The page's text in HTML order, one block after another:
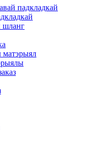
падкладкай
шланг
матэрыял